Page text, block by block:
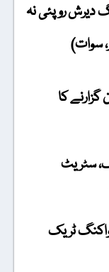
دیرش روپئی نہ
سوات)
کا
سٹریٹ
ٹریک